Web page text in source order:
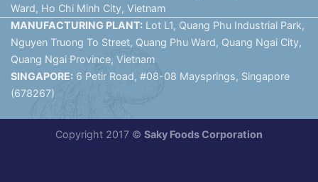
Ward, Ho Chi Minh City, Vietnam
MANUFACTURING PLANT: Lot L1, Quang Phu Industrial Park,
Nguyen Truong To Street, Quang Phu Ward, Quang Ngai City,
Quang Ngai Province, Vietnam
SINGAPORE: 6 Petir Road, #08-08 Maysprings, Singapore
(678267)
Copyright 2017 © Saky Foods Corporation